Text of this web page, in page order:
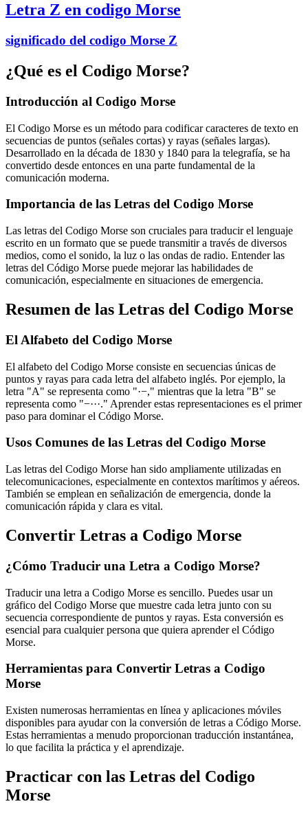
Letra Z en codigo Morse
significado del codigo Morse Z
¿Qué es el Codigo Morse?
Introducción al Codigo Morse
El Codigo Morse es un método para codificar caracteres de texto en
secuencias de puntos (señales cortas) y rayas (señales largas).
Desarrollado en la década de 1830 y 1840 para la telegrafía, se ha
convertido desde entonces en una parte fundamental de la
comunicación moderna.
Importancia de las Letras del Codigo Morse
Las letras del Codigo Morse son cruciales para traducir el lenguaje
escrito en un formato que se puede transmitir a través de diversos
medios, como el sonido, la luz o las ondas de radio. Entender las
letras del Código Morse puede mejorar las habilidades de
comunicación, especialmente en situaciones de emergencia.
Resumen de las Letras del Codigo Morse
El Alfabeto del Codigo Morse
El alfabeto del Codigo Morse consiste en secuencias únicas de
puntos y rayas para cada letra del alfabeto inglés. Por ejemplo, la
letra "A" se representa como "·−," mientras que la letra "B" se
representa como "−···." Aprender estas representaciones es el primer
paso para dominar el Código Morse.
Usos Comunes de las Letras del Codigo Morse
Las letras del Codigo Morse han sido ampliamente utilizadas en
telecomunicaciones, especialmente en contextos marítimos y aéreos.
También se emplean en señalización de emergencia, donde la
comunicación rápida y clara es vital.
Convertir Letras a Codigo Morse
¿Cómo Traducir una Letra a Codigo Morse?
Traducir una letra a Codigo Morse es sencillo. Puedes usar un
gráfico del Codigo Morse que muestre cada letra junto con su
secuencia correspondiente de puntos y rayas. Esta conversión es
esencial para cualquier persona que quiera aprender el Código
Morse.
Herramientas para Convertir Letras a Codigo
Morse
Existen numerosas herramientas en línea y aplicaciones móviles
disponibles para ayudar con la conversión de letras a Código Morse.
Estas herramientas a menudo proporcionan traducción instantánea,
lo que facilita la práctica y el aprendizaje.
Practicar con las Letras del Codigo
Morse